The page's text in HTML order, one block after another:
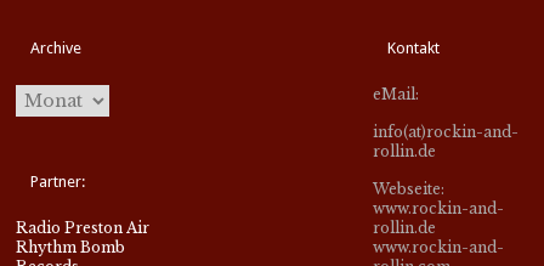
Archive
Partner:
Radio Preston Air
Rhythm Bomb
Kontakt
eMail:
info(at)rockin-and-
rollin.de
Webseite:
www.rockin-and-
rollin.de
www.rockin-and-